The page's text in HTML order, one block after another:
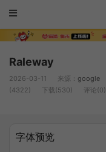
Raleway
2026-03-11 来源： google
(4322)
下载(530) 评论(0)
字体预览